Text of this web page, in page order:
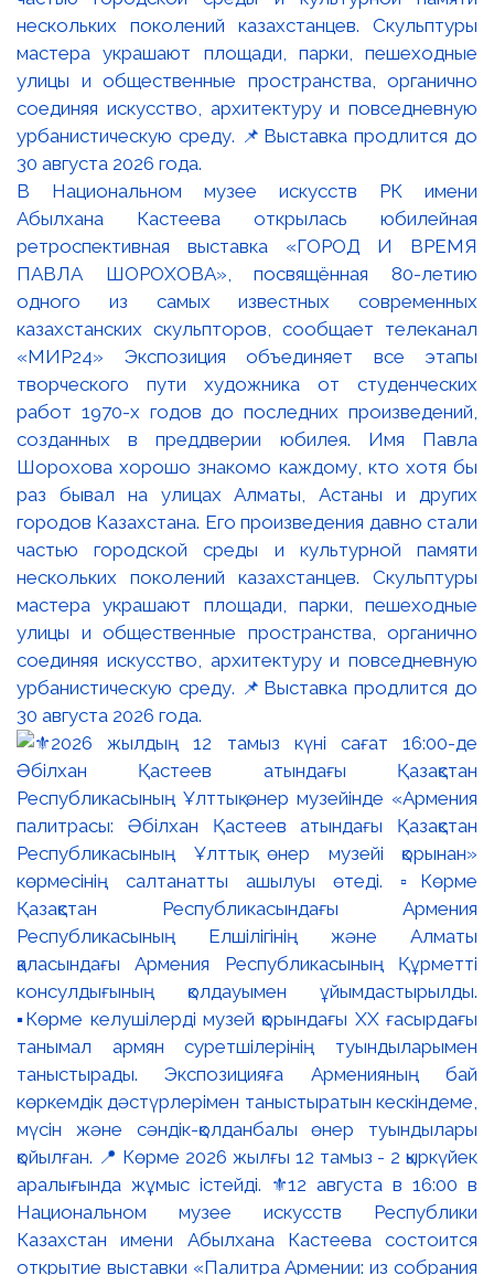
В Национальном музее искусств РК имени
Абылхана Кастеева открылась юбилейная
ретроспективная выставка «ГОРОД И ВРЕМЯ
ПАВЛА ШОРОХОВА», посвящённая 80-летию
одного из самых известных современных
казахстанских скульпторов, сообщает телеканал
«МИР24» Экспозиция объединяет все этапы
творческого пути художника от студенческих
работ 1970-х годов до последних произведений,
созданных в преддверии юбилея. Имя Павла
Шорохова хорошо знакомо каждому, кто хотя бы
раз бывал на улицах Алматы, Астаны и других
городов Казахстана. Его произведения давно стали
частью городской среды и культурной памяти
нескольких поколений казахстанцев. Скульптуры
мастера украшают площади, парки, пешеходные
улицы и общественные пространства, органично
соединяя искусство, архитектуру и повседневную
урбанистическую среду. 📌Выставка продлится до
30 августа 2026 года.